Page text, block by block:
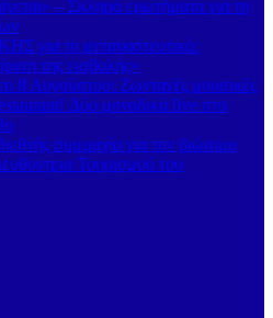
– Σκληρά ερωτήματα για τη
για το μεταναστευτικό:
της εισβολής»
8 Αυγούστου: Ζωντανές μουσικές
Δύο μοναδικά live στο
συμμαχία για τον βιώσιμο
Τουρισμού του